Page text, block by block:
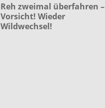
Reh zweimal überfahren –
Vorsicht! Wieder
Wildwechsel!